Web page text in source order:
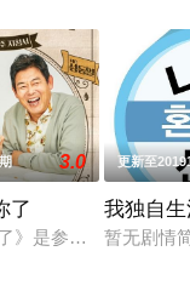
DIARY
,李彩演,金采源,金
3.0
了
》是参与制作tvN《
更新至
我独自
暂无剧情